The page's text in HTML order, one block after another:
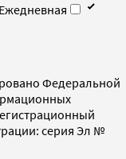
Ежедневная
Федеральной
серия Эл №